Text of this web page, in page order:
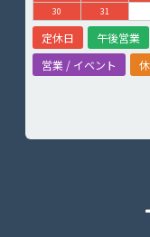
30
31
定休日 午後営業
営業 / イベント